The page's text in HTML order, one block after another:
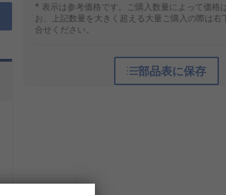
* 表示は参考価格です。ご購入数量によって価格
お、上記数量を大きく超える大量ご購入の際は右
合せください。
部品表に保存